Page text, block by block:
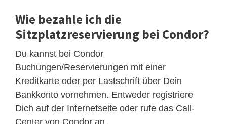
Wie bezahle ich die
Sitzplatzreservierung bei Condor?
Du kannst bei Condor
Buchungen/Reservierungen mit einer
Kreditkarte oder per Lastschrift über Dein
Bankkonto vornehmen. Entweder registriere
Dich auf der Internetseite oder rufe das Call-